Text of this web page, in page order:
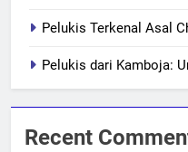
Pelukis Terkenal Asal
Pelukis dari Kamboja:
Recent